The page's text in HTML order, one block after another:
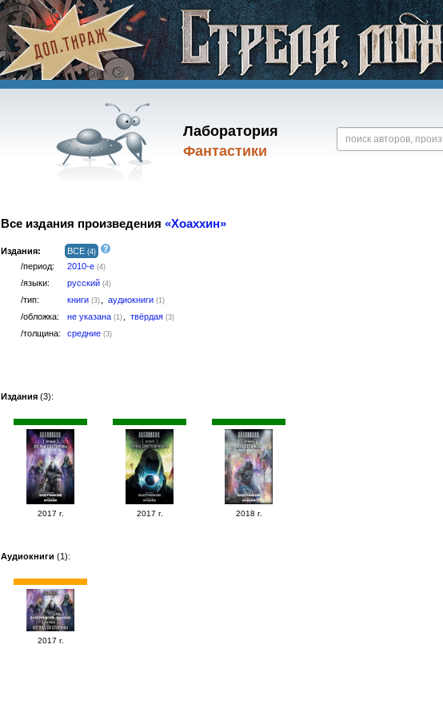
Лаборатория
Фантастики
Все издания произведения «Хоаххин»
Издания: ВСЕ (4)
/период: 2010-е (4)
/языки: русский (4)
/тип: книги (3) аудиокниги (1)
/обложка: не указана (1) твёрдая (3)
/толщина: средние (3)
Издания (3):
2017 г. 2017 г. 2018 г.
Аудиокниги (1):
2017 г.